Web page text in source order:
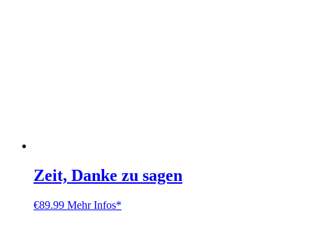
Zeit, Danke zu sagen
€89.99 Mehr Infos*